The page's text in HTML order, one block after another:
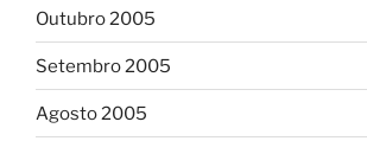
Outubro 2005
Setembro 2005
Agosto 2005